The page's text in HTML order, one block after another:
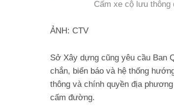
Cấm xe cộ lưu thông
ẢNH: CTV
Sở Xây dựng cũng yêu cầu Ban
chắn, biển báo và hệ thống
thông và chính quyền địa
cấm đường.